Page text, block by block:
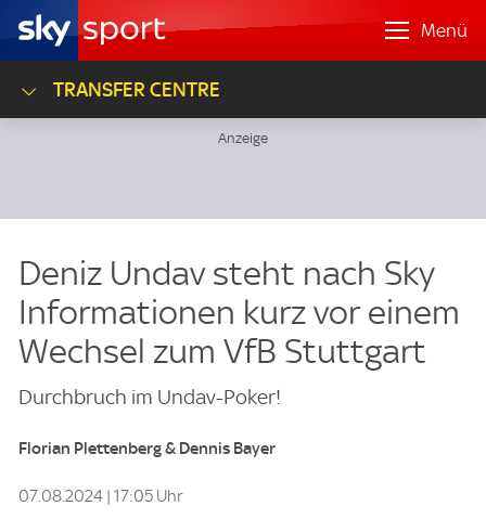
Menü
TRANSFER CENTRE
Deniz Undav steht nach Sky
Informationen kurz vor einem
Wechsel zum VfB Stuttgart
Durchbruch im Undav-Poker!
Florian Plettenberg & Dennis Bayer
07.08.2024 | 17:05 Uhr